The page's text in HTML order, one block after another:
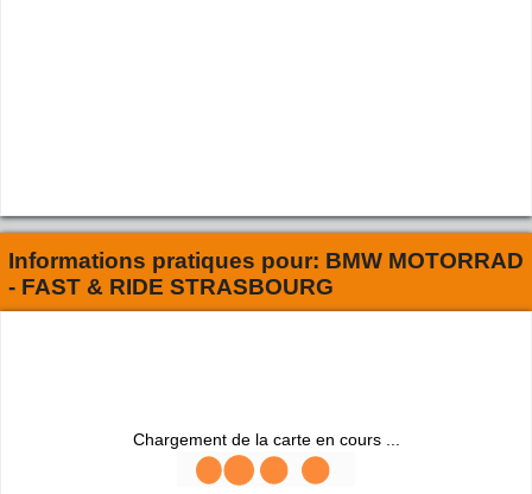
Informations pratiques pour: BMW MOTORRAD
- FAST & RIDE STRASBOURG
Chargement de la carte en cours ...